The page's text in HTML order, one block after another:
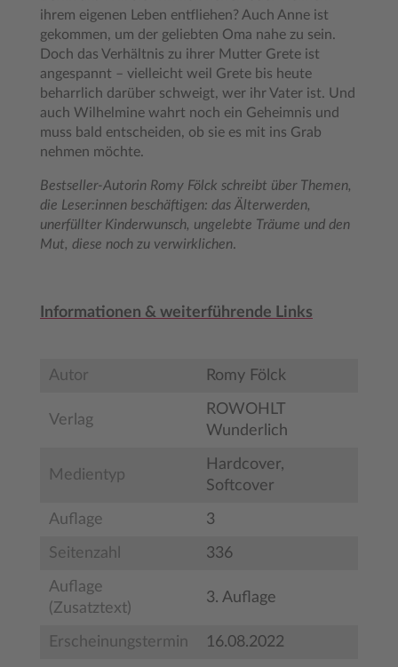
ihrem eigenen Leben entfliehen? Auch Anne ist
gekommen, um der geliebten Oma nahe zu sein.
Doch das Verhältnis zu ihrer Mutter Grete ist
angespannt – vielleicht weil Grete bis heute
beharrlich darüber schweigt, wer ihr Vater ist. Und
auch Wilhelmine wahrt noch ein Geheimnis und
muss bald entscheiden, ob sie es mit ins Grab
nehmen möchte.
Bestseller-Autorin Romy Fölck schreibt über Themen,
die Leser:innen beschäftigen: das Älterwerden,
unerfüllter Kinderwunsch, ungelebte Träume und den
Mut, diese noch zu verwirklichen.
Informationen & weiterführende Links
Autor Romy Fölck
Verlag
ROWOHLT
Wunderlich
Medientyp
Hardcover,
Softcover
Auflage 3
Seitenzahl 336
Auflage
(Zusatztext)
3. Auflage
Erscheinungstermin 16.08.2022